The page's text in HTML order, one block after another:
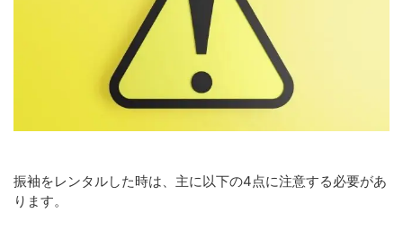
振袖をレンタルした時は、主に以下の4点に注意する必要があ
ります。